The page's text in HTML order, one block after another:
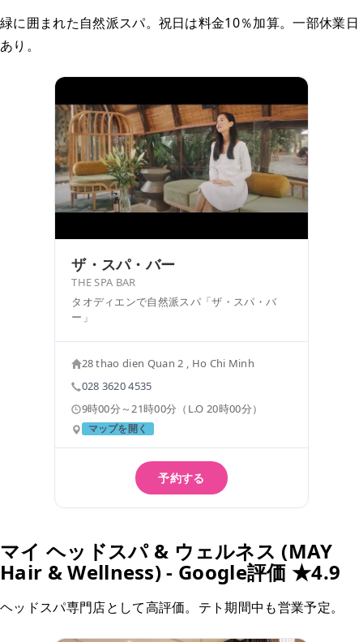
緑に囲まれた自然派スパ。祝日は料金10％加算。一部休業日
あり。
ザ・スパ・バー
THE SPA BAR
タオディエンで自然派スパ「ザ・スパ・バ
ー」
28 thao dien Quan 2 , Ho Chi Minh
028 3620 4535
9時00分～21時00分（L.O 20時00分）
マップを開く
予約する
マイ ヘッドスパ & ウェルネス (MAY
Hair & Wellness) - Google評価 ★4.9
ヘッドスパ専門店として高評価。テト期間中も営業予定。